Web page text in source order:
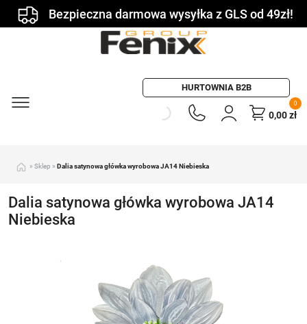
Bezpieczna darmowa wysyłka z GLS od 49zł!
HURTOWNIA B2B
0
0,00zł
» Sklep » Dalia satynowa główka wyrobowa JA14 Niebieska
Dalia satynowa główka wyrobowa JA14
Niebieska